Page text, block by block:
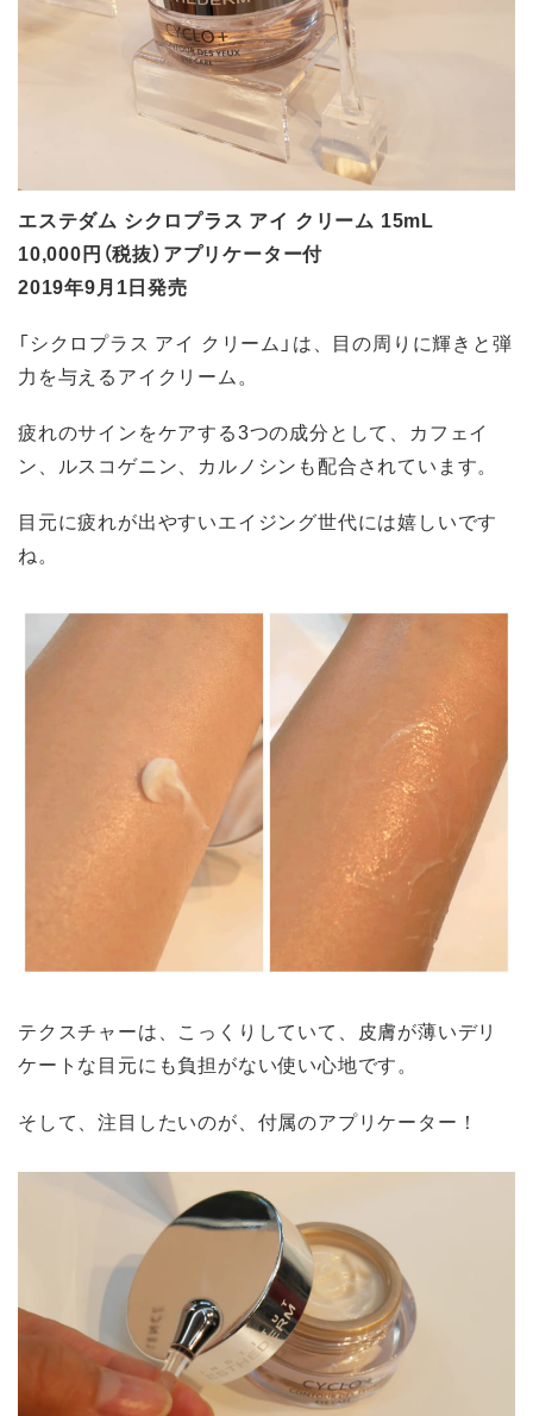
エステダム シクロプラス アイ クリーム 15mL
10,000円（税抜）アプリケーター付
2019年9月1日発売
「シクロプラス アイ クリーム」は、目の周りに輝きと弾
力を与えるアイクリーム。
疲れのサインをケアする3つの成分として、カフェイ
ン、ルスコゲニン、カルノシンも配合されています。
目元に疲れが出やすいエイジング世代には嬉しいです
ね。
テクスチャーは、こっくりしていて、皮膚が薄いデリ
ケートな目元にも負担がない使い心地です。
そして、注目したいのが、付属のアプリケーター！